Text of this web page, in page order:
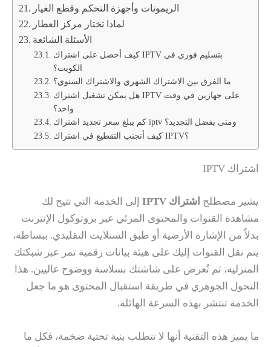
الريموتات وأجهزة التحكم وقطع الغيار
لماذا تختار مركز العطار
الأسئلة الشائعة
كيف أحصل على اشتراك IPTV بتسليم فوري في
الكويت؟
ما الفرق بين الاشتراك الشهري والاشتراك السنوي؟
هل يمكن تشغيل اشتراك IPTV على جهازين في وقت
واحد؟
كم يبلغ سعر تجديد اشتراك iptv ومتى يفضل التجديد؟
اشتراك IPTV
يشير مصطلحاشتراك IPTV
إلى الخدمة التي تتيح لك
مشاهدة القنوات والمحتوى المرئي عبر بروتوكول الإنترنت
بدلاً من الإشارة الأرضية أو طبق الستلايت التقليدي. ببساطة،
يتم نقل القنوات إليك على هيئة بيانات رقمية تمر عبر شبكتك
المنزلية، ثم تُعرض على شاشتك بسلاسة ووضوح عاليين. هذا
التحول الجوهري في طريقة استقبال المحتوى هو ما جعل
الخدمة تنتشر بهذه السرعة الهائلة.
ما يميز هذه التقنية أنها لا تتطلب بنية تحتية ضخمة، فكل ما